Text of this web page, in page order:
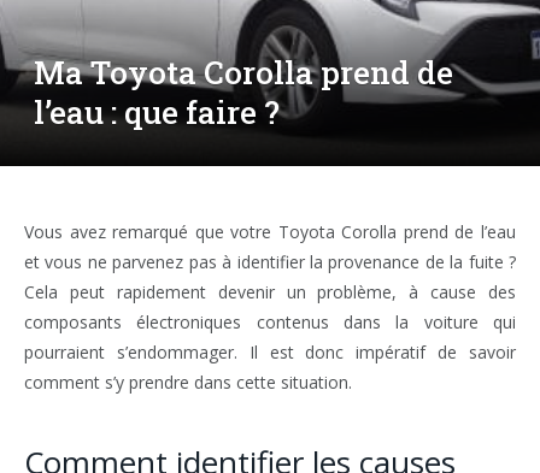
Ma Toyota Corolla prend de
l’eau : que faire ?
Vous avez remarqué que votre Toyota Corolla prend de l’eau
et vous ne parvenez pas à identifier la provenance de la fuite ?
Cela peut rapidement devenir un problème, à cause des
composants électroniques contenus dans la voiture qui
pourraient s’endommager. Il est donc impératif de savoir
comment s’y prendre dans cette situation.
Comment identifier les causes